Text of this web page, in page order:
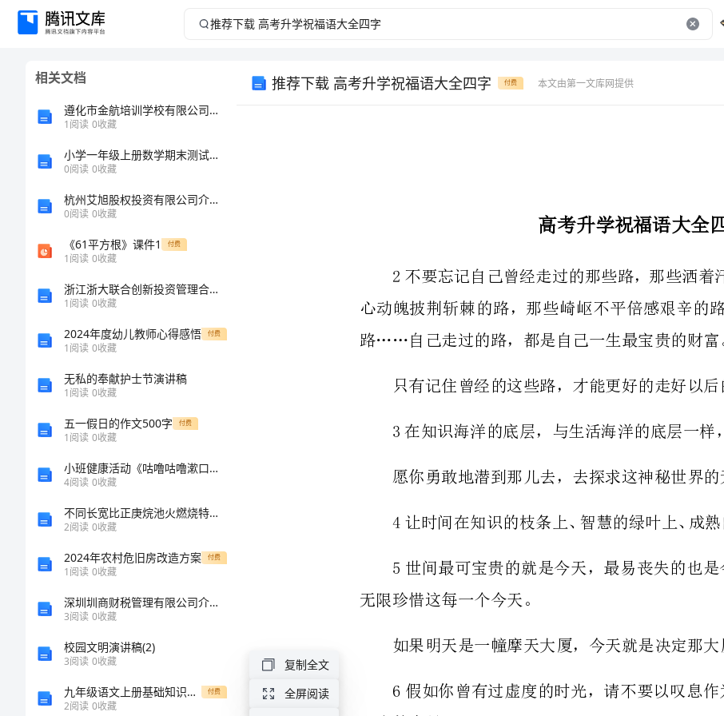
推
相关文档
遵化市金航培训学校有限公司介绍企业发展分析报告
1阅读 0收藏
小学一年级上册数学期末测试卷及参考答案（预热题）
0阅读 0收藏
杭州艾旭股权投资有限公司介绍企业发展分析报告
0阅读 0收藏
《61平方根》课件1 付费
1阅读 0收藏
浙江浙大联合创新投资管理合伙企业（有限合伙）介绍企业发展分析报告
1阅读 0收藏
2024年度幼儿教师心得感悟 付费
1阅读 0收藏
无私的奉献护士节演讲稿
1阅读 0收藏
五一假日的作文500字 付费
1阅读 0收藏
小班健康活动《咕噜咕噜漱口》教案
4阅读 0收藏
不同长宽比正庚烷池火燃烧特性实验研究
2阅读 0收藏
2024年农村危旧房改造方案 付费
1阅读 0收藏
深圳圳商财税管理有限公司介绍企业发展分析报告
3阅读 0收藏
校园文明演讲稿(2)
3阅读 0收藏
九年级语文上册基础知识复习教案 付费
2阅读 0收藏
推荐下载 高考升学祝福语大全四字 付费 本文由第一文库网提供
7你想获得优异成果的话，请谨慎地珍惜和支配自己的时间。
2不要忘记自己曾经走过的那些路，那些洒着汗珠闪耀着光彩的路，那些惊
只有记住曾经的这些路，才能更好的走好以后的路。
3在知识海洋的底层，与生活海洋的底层一样，是一片无比神奇的世界。
5世间最可宝贵的就是今天，最易丧失的也是今天;愿你在未来的一年中，
无限珍惜这每一个今天。
快迈步，前面相迎的是幸福的曙光!
复制全文
全屏阅读